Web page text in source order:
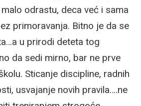
odrastu, deca već i sama
primoravanja. Bitno je da se
u prirodi deteta tog
da sedi mirno, bar ne prve
Sticanje discipline, radnih
usvajanje novih pravila….ne